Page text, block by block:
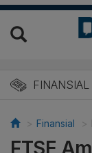
FINANSIAL
Finansial
FTSE